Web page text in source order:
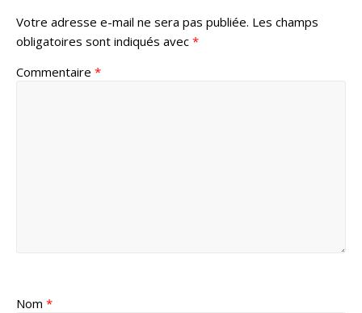
Votre adresse e-mail ne sera pas publiée. Les champs
obligatoires sont indiqués avec *
Commentaire *
Nom *